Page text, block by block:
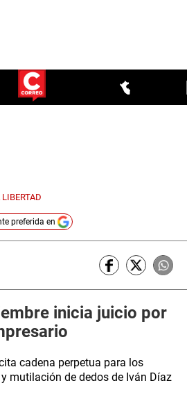
LIBERTAD
preferida en
inicia juicio por
cadena perpetua para los
mutilación de dedos de Iván Díaz